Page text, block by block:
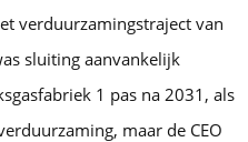
verduurzamingstraject van
sluiting aanvankelijk
1 pas na 2031, als
maar de CEO